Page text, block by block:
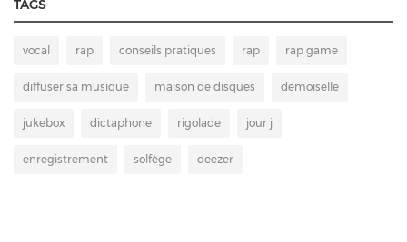
TAGS
vocal rap conseils pratiques rap rap game
diffuser sa musique maison de disques demoiselle
jukebox dictaphone rigolade jour j
enregistrement solfège deezer